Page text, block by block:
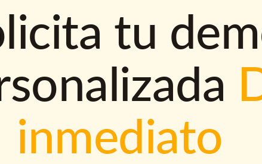
tu
inmediato